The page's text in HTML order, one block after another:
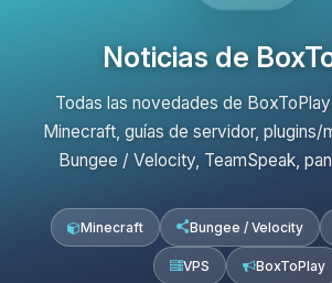
Noticias de
Todas las novedades de
Minecraft, guías de servidor, plugins/
Bungee / Velocity, TeamSpeak,
Minecraft Bungee / Velocity
VPS BoxToPlay